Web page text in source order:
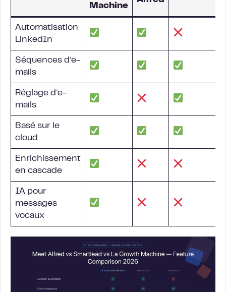
Machine
Automatisation
LinkedIn
Séquences d’e-
mails
Réglage d’e-
mails
Basé sur le
cloud
Enrichissement
en cascade
IA pour
messages
vocaux